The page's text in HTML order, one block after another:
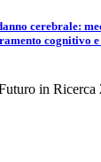
cerebrale:
cognitivo
in Ricerca